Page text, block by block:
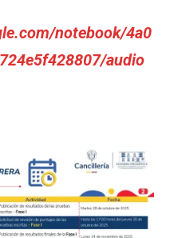
notebook/4a0
audio